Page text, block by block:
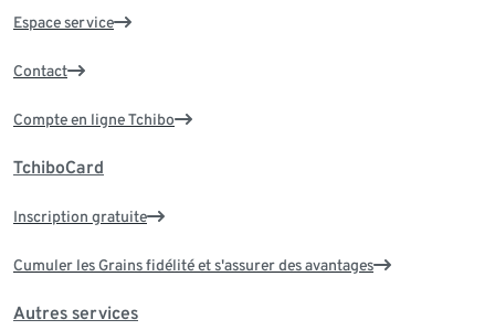
Espace service
Contact
Compte en ligne Tchibo
TchiboCard
Inscription gratuite
Cumuler les Grains fidélité et s'assurer des avantages
Autres services